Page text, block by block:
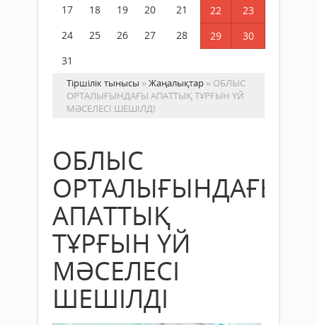
17
18 19 20 21 22
23
24
25 26 27 28 29
30
31
Тіршілік тынысы »Жаңалықтар » ОБЛЫС
ОРТАЛЫҒЫНДАҒЫ АПАТТЫҚ ТҰРҒЫН ҮЙ
МӘСЕЛЕСІ ШЕШІЛДІ
ОБЛЫС
ОРТАЛЫҒЫНДАҒЫ
АПАТТЫҚ
ТҰРҒЫН ҮЙ
МӘСЕЛЕСІ
ШЕШІЛДІ